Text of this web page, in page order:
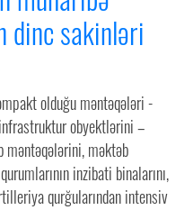
dinc sakinləri
olduğu məntəqələri -
obyektlərini –
məntəqələrini, məktəb
inzibati binalarını,
qurğularından intensiv